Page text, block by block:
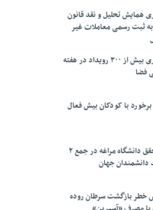
همایش تحلیل و نقد قانون
به ثبت رسمی معاملات غیر
برگزاری بیش از ۳۰۰ رویداد در هفته
فضا
با کودکان بیش فعال
۱۰ محقق دانشگاه مراغه در جمع ۲
دانشمندان جهان
خطر بازگشت سرطان روده